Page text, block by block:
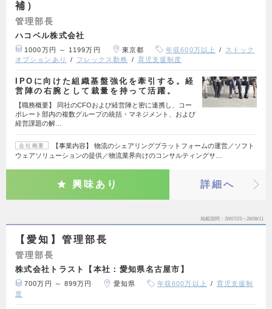
補）
管理部長
ハコベル株式会社
1000万円 ～ 1199万円 東京都 年収600万以上
ストック
オプションあり
フレックス勤務 育児支援制度
IPOに向けた組織基盤強化を牽引する。経
営陣の右腕として裁量を持って活躍。
【職務概要】 同社のCFOおよび経営陣と密に連携し、コー
ポレート部内の複数グループの統括・マネジメント、および
経営課題の解…
会社概要
【事業内容】 物流のシェアリングプラットフォームの運営／ソフト
ウェアソリューションの提供／物流業界向けのコンサルティングサ…
興味あり 詳細へ
掲載期間 26/07/23～26/08/11
【愛知】管理部長
管理部長
株式会社トラスト【本社：愛知県名古屋市】
700万円 ～ 899万円 愛知県 年収600万以上
育児支援制
度